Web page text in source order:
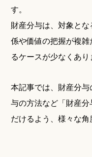
す。
財産分与は、対象と
係や価値の把握が複
るケースが少なくあり
本記事では、財産分
与の方法など「財産
だけるよう、様々な角